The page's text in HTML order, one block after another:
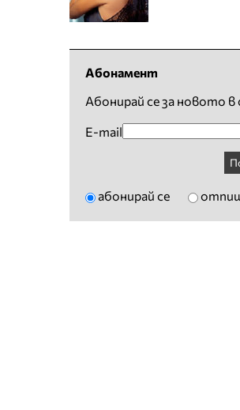
Абонамент
Абонирай се за новото в
E-mail
абонирай се